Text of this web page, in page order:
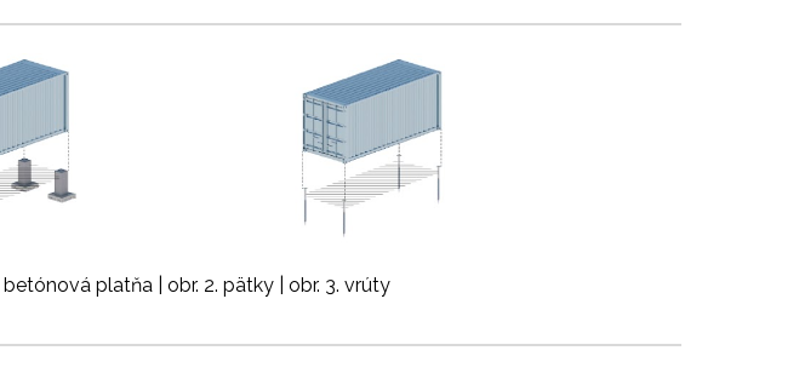
platňa | obr. 2. pätky | obr. 3. vrúty